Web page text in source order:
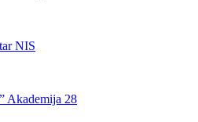
NIS
Akademija 28